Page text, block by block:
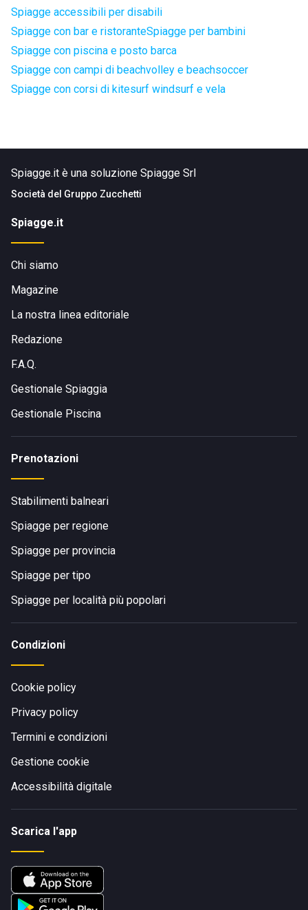
Spiagge accessibili per disabili
Spiagge con bar e ristoranteSpiagge per bambini
Spiagge con piscina e posto barca
Spiagge con campi di beachvolley e beachsoccer
Spiagge con corsi di kitesurf windsurf e vela
Spiagge.it è una soluzione Spiagge Srl
Società del Gruppo Zucchetti
Spiagge.it
Chi siamo
Magazine
La nostra linea editoriale
Redazione
F.A.Q.
Gestionale Spiaggia
Gestionale Piscina
Prenotazioni
Stabilimenti balneari
Spiagge per regione
Spiagge per provincia
Spiagge per tipo
Spiagge per località più popolari
Condizioni
Cookie policy
Privacy policy
Termini e condizioni
Gestione cookie
Accessibilità digitale
Scarica l'app